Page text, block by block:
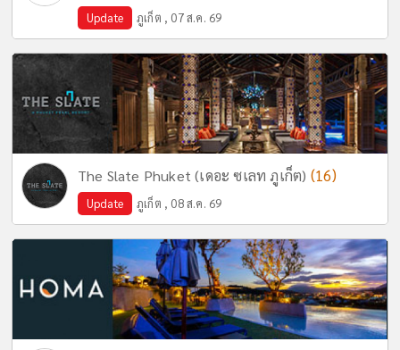
Update ภูเก็ต , 07 ส.ค. 69
The Slate Phuket (เดอะ ซเลท ภูเก็ต) (16)
Update ภูเก็ต , 08 ส.ค. 69